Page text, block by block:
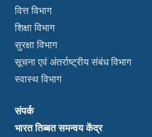
वित्त विभाग
शिक्षा विभाग
सुरक्षा विभाग
सूचना एवं अंतर्राष्ट्रीय संबंध विभाग
स्वास्थ विभाग
संपर्क
भारत तिब्बत समन्वय केंद्र